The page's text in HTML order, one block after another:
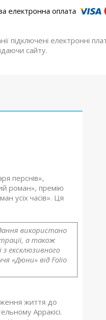
підключені електронні
сайту.
перснів»,
роман», премію
усіх часів». Ця
використано
а також
ексклюзивного
«Дюни» від Folio
життя до
Арракісі.